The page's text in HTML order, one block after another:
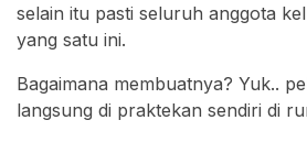
selain itu pasti seluruh anggota
yang satu ini.
Bagaimana membuatnya? Yuk..
langsung di praktekan sendiri di